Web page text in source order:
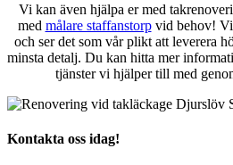
Vi kan även hjälpa er med
med målare staffanstorpvid behov! Vi
och ser det som vår plikt att leverera
minsta detalj. Du kan hitta mer
tjänster vi hjälper till med
Kontakta oss idag!